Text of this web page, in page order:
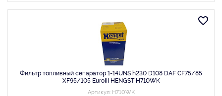
Фильтр топливный сепаратор 1-14UNS h230 D108 DAF CF75/85
XF95/105 EuroIII HENGST H710WK
Артикул: H710WK